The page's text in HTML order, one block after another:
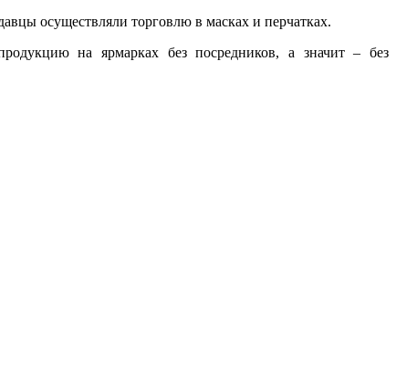
осуществляли торговлю в масках и перчатках.
на ярмарках без посредников, а значит – без